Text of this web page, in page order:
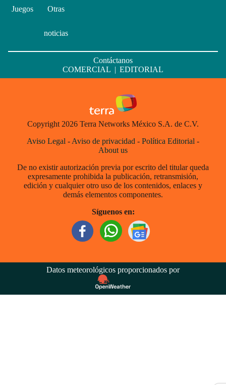
Juegos Otras
noticias
Contáctanos
COMERCIAL | EDITORIAL
Copyright 2026 Terra Networks México S.A. de C.V.
Aviso Legal - Aviso de privacidad - Política Editorial -
About us
De no existir autorización previa por escrito del titular queda
expresamente prohibida la publicación, retransmisión,
edición y cualquier otro uso de los contenidos, enlaces y
demás elementos componentes.
Síguenos en:
Datos meteorológicos proporcionados por